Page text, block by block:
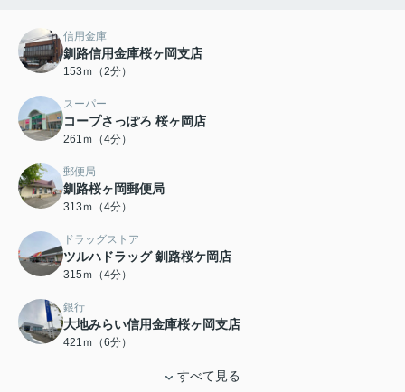
信用金庫
釧路信用金庫桜ヶ岡支店
153ｍ（2分）
スーパー
コープさっぽろ 桜ヶ岡店
261ｍ（4分）
郵便局
釧路桜ヶ岡郵便局
313ｍ（4分）
ドラッグストア
ツルハドラッグ 釧路桜ケ岡店
315ｍ（4分）
銀行
大地みらい信用金庫桜ヶ岡支店
421ｍ（6分）
すべて見る